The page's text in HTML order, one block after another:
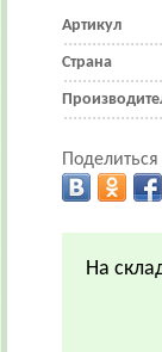
Артикул
Страна
На